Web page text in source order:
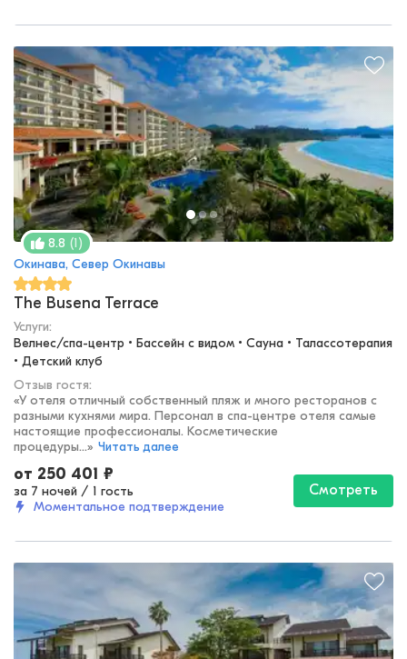
8.8 (1)
Окинава, Север Окинавы
The Busena Terrace
Услуги:
Велнес/спа-центр • Бассейн с видом • Сауна • Талассотерапия
• Детский клуб
Отзыв гостя:
«У отеля отличный собственный пляж и много ресторанов с
разными кухнями мира. Персонал в спа-центре отеля самые
настоящие профессионалы. Косметические
процедуры...» Читать далее
от 250 401 ₽
за 7 ночей / 1 гость
Моментальное подтверждение
Смотреть